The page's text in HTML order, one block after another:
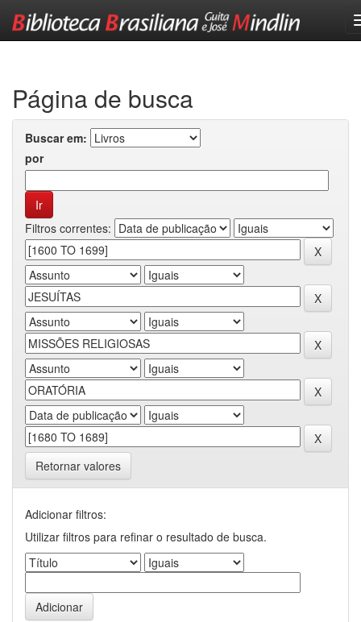
Página de busca
Buscar em:
por
Filtros correntes:
Retornar valores
Adicionar filtros:
Utilizar filtros para refinar o resultado de busca.